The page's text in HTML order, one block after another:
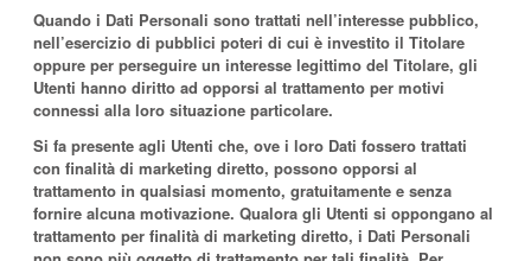
Quando i Dati Personali sono trattati nell’interesse pubblico,
nell’esercizio di pubblici poteri di cui è investito il Titolare
oppure per perseguire un interesse legittimo del Titolare, gli
Utenti hanno diritto ad opporsi al trattamento per motivi
connessi alla loro situazione particolare.
Si fa presente agli Utenti che, ove i loro Dati fossero trattati
con finalità di marketing diretto, possono opporsi al
trattamento in qualsiasi momento, gratuitamente e senza
fornire alcuna motivazione. Qualora gli Utenti si oppongano al
trattamento per finalità di marketing diretto, i Dati Personali